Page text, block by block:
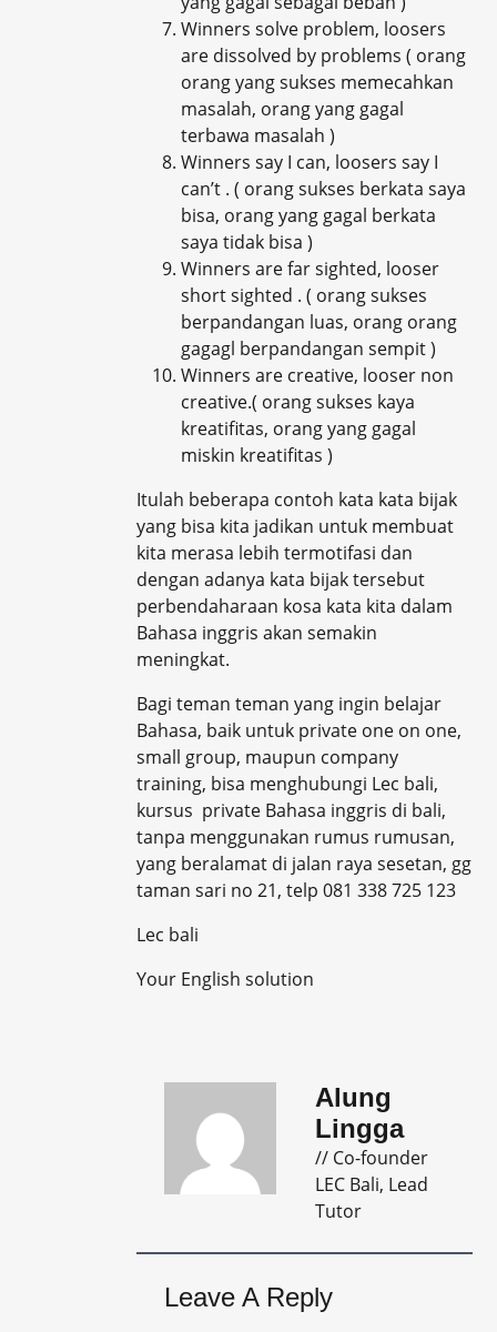
Winners solve problem, loosers
are dissolved by problems ( orang
orang yang sukses memecahkan
masalah, orang yang gagal
terbawa masalah )
Winners say I can, loosers say I
can’t . ( orang sukses berkata saya
bisa, orang yang gagal berkata
saya tidak bisa )
Winners are far sighted, looser
short sighted . ( orang sukses
berpandangan luas, orang orang
gagagl berpandangan sempit )
Winners are creative, looser non
creative.( orang sukses kaya
kreatifitas, orang yang gagal
miskin kreatifitas )
Itulah beberapa contoh kata kata bijak
yang bisa kita jadikan untuk membuat
kita merasa lebih termotifasi dan
dengan adanya kata bijak tersebut
perbendaharaan kosa kata kita dalam
Bahasa inggris akan semakin
meningkat.
Bagi teman teman yang ingin belajar
Bahasa, baik untuk private one on one,
small group, maupun company
training, bisa menghubungi Lec bali,
kursus private Bahasa inggris di bali,
tanpa menggunakan rumus rumusan,
yang beralamat di jalan raya sesetan, gg
taman sari no 21, telp 081 338 725 123
Lec bali
Your English solution
Alung
Lingga
// Co-founder
LEC Bali, Lead
Tutor
Leave A Reply